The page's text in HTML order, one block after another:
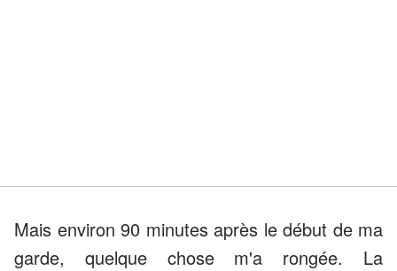
Mais environ 90 minutes après le début de ma
garde, quelque chose m'a rongée. La